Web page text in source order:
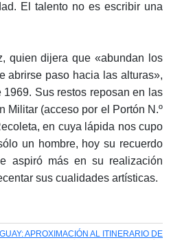
El talento no es escribir una
quien dijera que «abundan los
abrirse paso hacia las alturas»,
Sus restos reposan en las
Militar (acceso por el Portón N.º
en cuya lápida nos cupo
un hombre, hoy su recuerdo
aspiró más en su realización
sus cualidades artísticas.
APROXIMACIÓN AL ITINERARIO DE